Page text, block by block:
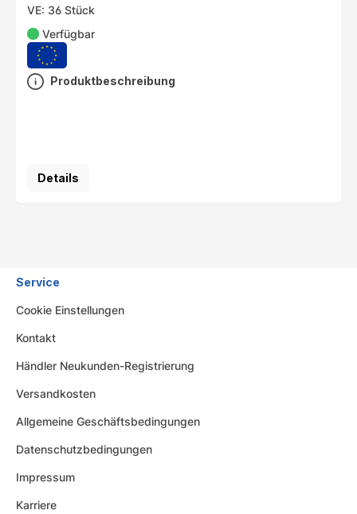
VE: 36 Stück
Verfügbar
Produktbeschreibung
Details
Service
Cookie Einstellungen
Kontakt
Händler Neukunden-Registrierung
Versandkosten
Allgemeine Geschäftsbedingungen
Datenschutzbedingungen
Impressum
Karriere